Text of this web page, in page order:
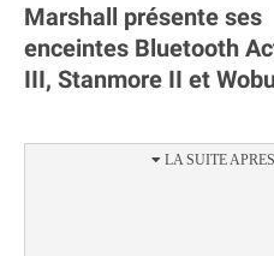
Marshall présente ses
enceintes Bluetooth
III, Stanmore II et